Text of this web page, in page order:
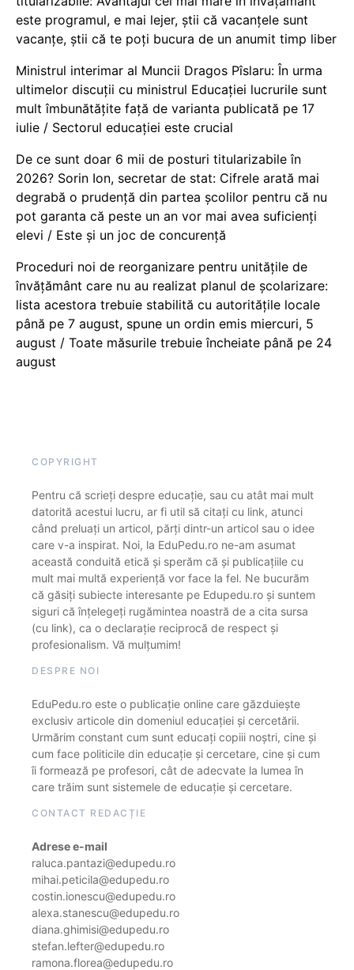
este programul, e mai lejer, știi că vacanțele sunt
vacanţe, știi că te poți bucura de un anumit timp liber
Ministrul interimar al Muncii Dragos Pîslaru: În urma
ultimelor discuții cu ministrul Educației lucrurile sunt
mult îmbunătățite față de varianta publicată pe 17
iulie / Sectorul educației este crucial
De ce sunt doar 6 mii de posturi titularizabile în
2026? Sorin Ion, secretar de stat: Cifrele arată mai
degrabă o prudență din partea școlilor pentru că nu
pot garanta că peste un an vor mai avea suficienți
elevi / Este și un joc de concurență
Proceduri noi de reorganizare pentru unitățile de
învățământ care nu au realizat planul de școlarizare:
lista acestora trebuie stabilită cu autoritățile locale
până pe 7 august, spune un ordin emis miercuri, 5
august / Toate măsurile trebuie încheiate până pe 24
august
COPYRIGHT
Pentru că scrieți despre educație, sau cu atât mai mult
datorită acestui lucru, ar fi util să citați cu link, atunci
când preluați un articol, părți dintr-un articol sau o idee
care v-a inspirat. Noi, la EduPedu.ro ne-am asumat
această conduită etică și sperăm că și publicațiile cu
mult mai multă experiență vor face la fel. Ne bucurăm
că găsiți subiecte interesante pe Edupedu.ro și suntem
siguri că înțelegeți rugămintea noastră de a cita sursa
(cu link), ca o declarație reciprocă de respect și
profesionalism. Vă mulțumim!
DESPRE NOI
EduPedu.ro este o publicație online care găzduiește
exclusiv articole din domeniul educației și cercetării.
Urmărim constant cum sunt educați copiii noștri, cine și
cum face politicile din educație și cercetare, cine și cum
îi formează pe profesori, cât de adecvate la lumea în
care trăim sunt sistemele de educație și cercetare.
CONTACT REDACȚIE
Adrese e-mail
raluca.pantazi@edupedu.ro
mihai.peticila@edupedu.ro
costin.ionescu@edupedu.ro
alexa.stanescu@edupedu.ro
diana.ghimisi@edupedu.ro
stefan.lefter@edupedu.ro
ramona.florea@edupedu.ro